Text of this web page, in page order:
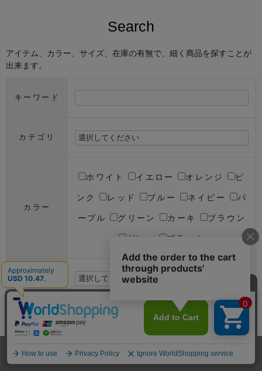
Search
アイテム、カラー、サイズ、在庫の有無で、細く商品を探すことが
出来ます。
キーワード
カテゴリ
カラー
ホワイト イエロー オレンジ ピ
ンク レッド ブルー ネイビー パ
ープル グリーン カーキ ブラウン
グレー ブラック
サイズ
価格 円～ 円
在庫状況 在庫ありのみ表示 在庫切れも表示